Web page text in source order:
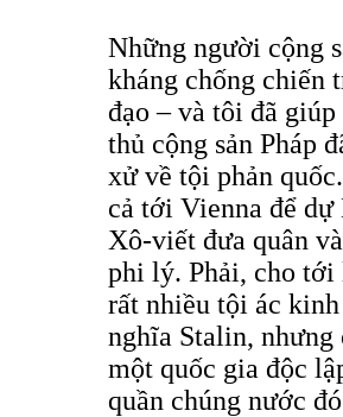
Những người cộng
kháng chống chiến
đạo – và tôi đã
thủ cộng sản Pháp
xử về tội phản
cả tới Vienna để
Xô-viết đưa quân
phi lý. Phải, cho tới
rất nhiều tội ác
nghĩa Stalin,
một quốc gia độc
quần chúng nước